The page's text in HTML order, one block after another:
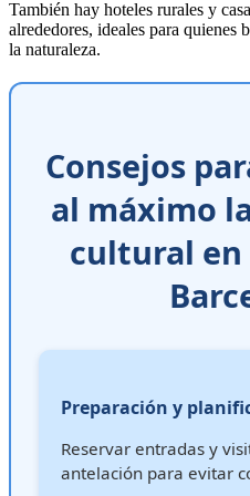
También hay hoteles rurales y
alrededores, ideales para quienes
la naturaleza.
Consejos
al máximo
cultural en
Preparación y
Reservar entradas y
antelación para evitar